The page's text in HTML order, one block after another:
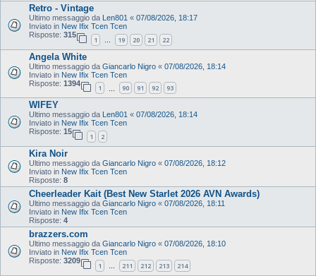
Retro - Vintage
Ultimo messaggio da Len801 « 07/08/2026, 18:17
Inviato in New Ifix Tcen Tcen
Risposte: 315
1 … 19 20 21 22
Angela White
Ultimo messaggio da Giancarlo Nigro « 07/08/2026, 18:14
Inviato in New Ifix Tcen Tcen
Risposte: 1394
1 90 91 92 93
WIFEY
Ultimo messaggio da Len801 « 07/08/2026, 18:14
Inviato in New Ifix Tcen Tcen
Risposte: 15
1 2
Kira Noir
Ultimo messaggio da Giancarlo Nigro « 07/08/2026, 18:12
Inviato in New Ifix Tcen Tcen
Risposte: 8
Cheerleader Kait (Best New Starlet 2026 AVN Awards)
Ultimo messaggio da Giancarlo Nigro « 07/08/2026, 18:11
Inviato in New Ifix Tcen Tcen
Risposte: 4
brazzers.com
Ultimo messaggio da Giancarlo Nigro « 07/08/2026, 18:10
Inviato in New Ifix Tcen Tcen
Risposte: 3209
1 211 212 213 214